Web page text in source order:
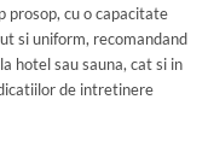
prosop, cu o capacitate
si uniform, recomandand
hotel sau sauna, cat si in
de intretinere